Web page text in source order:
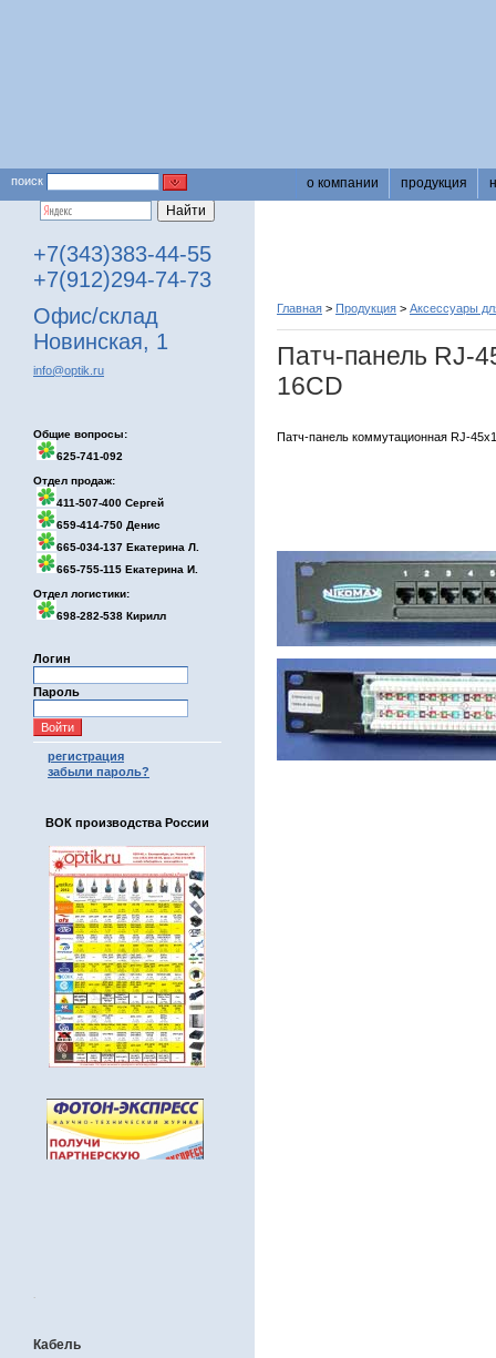
поиск о компании продукция
+7(343)383-44-55
+7(912)294-74-73
Офис/склад
Новинская, 1
info@optik.ru
Общие вопросы:
625-741-092
Отдел продаж:
411-507-400 Сергей
659-414-750 Денис
665-034-137 Екатерина Л.
665-755-115 Екатерина И.
Отдел логистики:
698-282-538 Кирилл
Логин
Пароль
регистрация
забыли пароль?
ВОК производства России
.
Кабель
Главная > Продукция > Аксессуары
Патч-панель RJ-
16CD
Патч-панель коммутационная RJ-